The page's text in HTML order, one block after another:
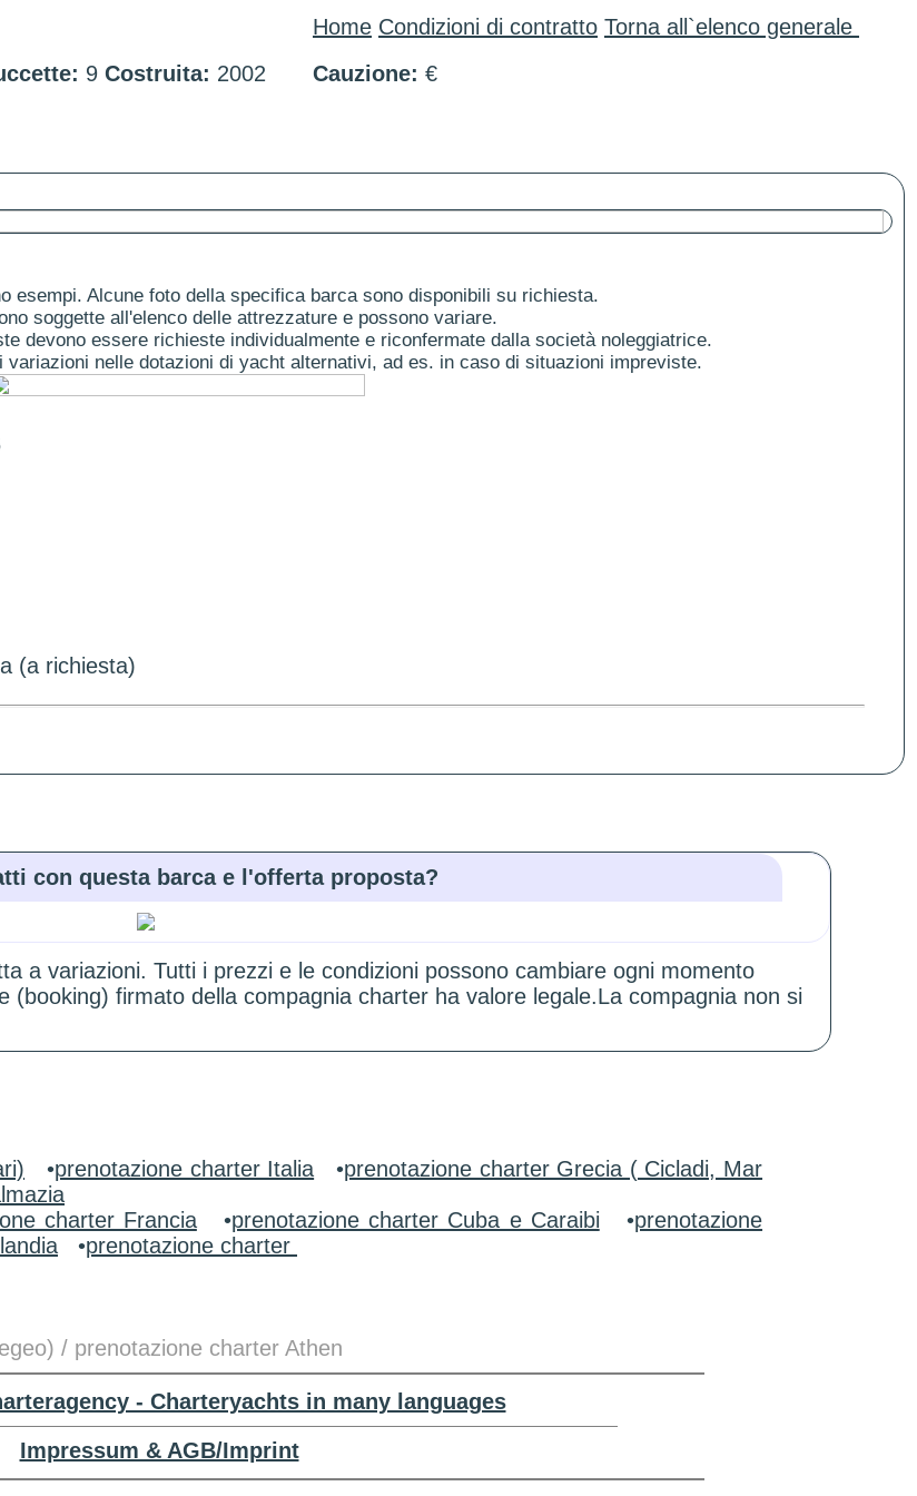
Home Condizioni di contratto Torna all`elenco generale
9 Costruita: 2002 Cauzione: €
esempi. Alcune foto della specifica barca sono disponibili su richiesta.
soggette all'elenco delle attrezzature e possono variare.
devono essere richieste individualmente e riconfermate dalla società noleggiatrice.
nelle dotazioni di yacht alternativi, ad es. in caso di situazioni impreviste.
(a richiesta)
con questa barca e l'offerta proposta?
a variazioni. Tutti i prezzi e le condizioni possono cambiare ogni momento
firmato della compagnia charter ha valore legale.La compagnia non si
•prenotazione charter Italia •prenotazione charter Grecia ( Cicladi, Mar
charter Francia•prenotazione charter Cuba e Caraibi •prenotazione
•prenotazione charter
/ prenotazione charter Athen
- Charteryachts in many languages
Impressum & AGB/Imprint